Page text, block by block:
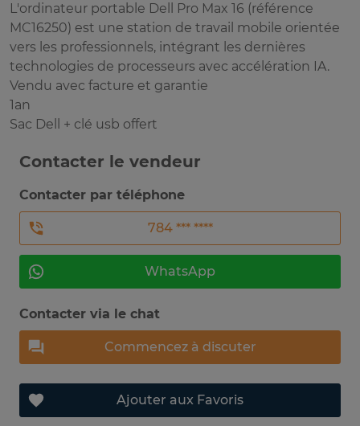
L'ordinateur portable Dell Pro Max 16 (référence
MC16250) est une station de travail mobile orientée
vers les professionnels, intégrant les dernières
technologies de processeurs avec accélération IA.
Vendu avec facture et garantie
1an
Sac Dell + clé usb offert
Contacter le vendeur
Contacter par téléphone
784 *** ****
WhatsApp
Contacter via le chat
Commencez à discuter
Ajouter aux Favoris